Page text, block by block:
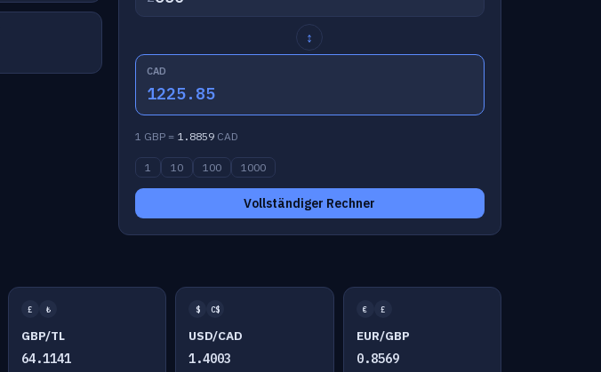
↕
CAD
1225.85
1 GBP = 1.8859CAD
1 10 100 1000
Vollständiger Rechner
£ ₺
GBP/TL
64.1141
$ C$
USD/CAD
1.4003
€ £
EUR/GBP
0.8569